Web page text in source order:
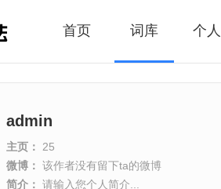
首页 词库 个
admin
主页：
25
微博： 该作者没有留下ta的微博
简介： 请输入您个人简介...